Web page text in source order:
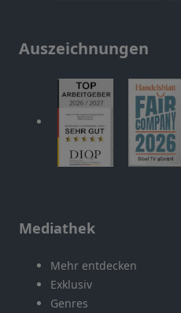
Auszeichnungen
Mediathek
Mehr entdecken
Exklusiv
Genres